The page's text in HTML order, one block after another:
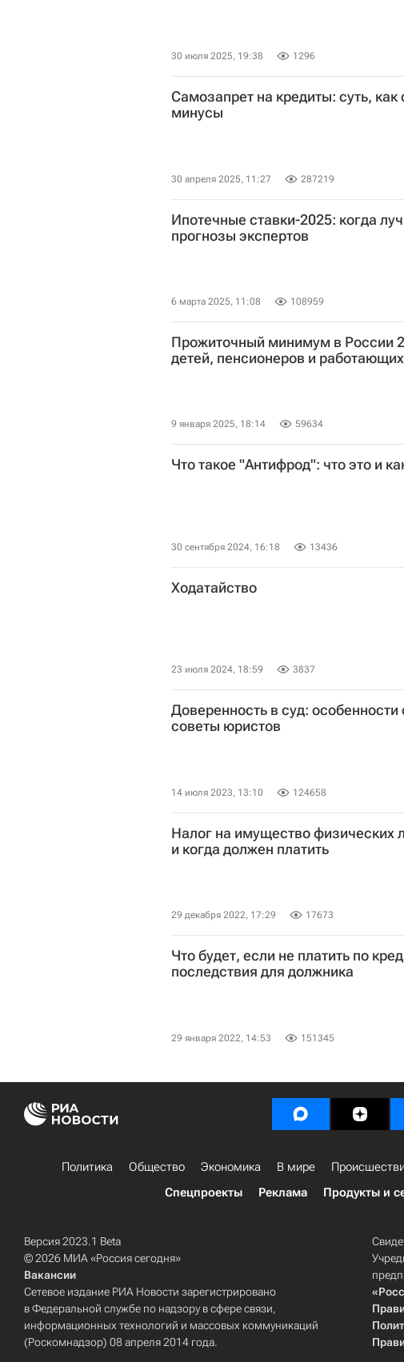
30 июля 2025, 19:38 1296
Самозапрет на кредиты: суть,
минусы
30 апреля 2025, 11:27 287219
Ипотечные ставки-2025: когда
прогнозы экспертов
6 марта 2025, 11:08 108959
Прожиточный минимум в России
детей, пенсионеров и работающих
9 января 2025, 18:14 59634
Что такое "Антифрод": что это и
30 сентября 2024, 16:18 13436
Ходатайство
23 июля 2024, 18:59 3837
Доверенность в суд: особенности
советы юристов
14 июля 2023, 13:10 124658
Налог на имущество физических
и когда должен платить
29 декабря 2022, 17:29 17673
Что будет, если не платить по
последствия для должника
29 января 2022, 14:53 151345
Политика Общество Экономика В мире
Спецпроекты
Реклама Продукты и
Версия 2023.1 Beta
© 2026 МИА «Россия сегодня»
Вакансии
Сетевое издание РИА Новости зарегистрировано
в Федеральной службе по надзору в сфере связи,
информационных технологий и массовых коммуникаций
(Роскомнадзор) 08 апреля 2014 года.